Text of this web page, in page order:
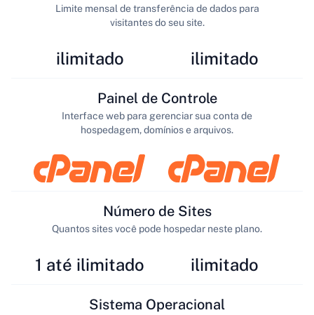
ilimitado
Limite mensal de transferência de dados para
visitantes do seu site.
ilimitado
Painel de Controle
Interface web para gerenciar sua conta de
hospedagem, domínios e arquivos.
1 até ilimitado
Número de Sites
Quantos sites você pode hospedar neste plano.
ilimitado
Sistema Operacional